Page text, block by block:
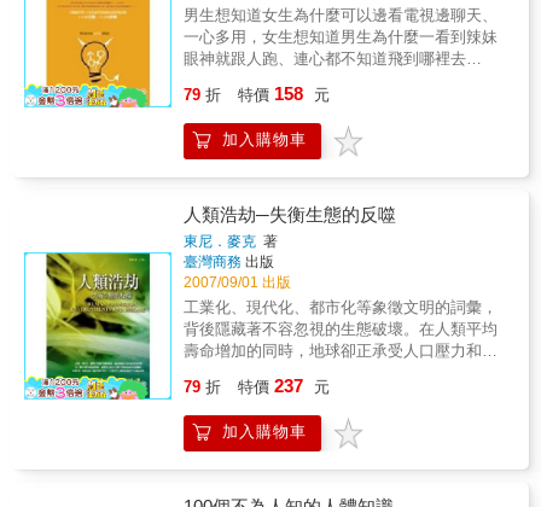
男生想知道女生為什麼可以邊看電視邊聊天、
一心多用，女生想知道男生為什麼一看到辣妹
眼神就跟人跑、連心都不知道飛到哪裡去
則：女生要妥協&#12539;男生要忍耐 蔡詩萍與
林書煒聯合推薦 女生討厭身體接觸？ 男生是諾
貝爾獎的常勝軍？ 女生聞得到另一半的外遇？
遠不了解女生，女生永遠不了解男生，其實都
是大腦搞的鬼！ 為你揭露女生的天性與男生的
本性！ 大腦男女有別，男腦讓男生一開車就變
身為驍勇善戰的戰士，一路狂飆、橫衝直撞；
女腦讓女生開起車來像老大，我行我素，不管
旁人氣得牙癢癢。 日常生活中大家常會對異性
雙方的思考模式及行為舉止感到不解，也因為
不了解，所以造成許多誤解。男生女生的不同
其實來自於大腦的差異，而這樣的差異卻害慘
啟是位專門研究人類大腦的醫學博士，他將透
過最新的腦部研究來分析男女的不同，為您解
開這世上最難理解的動物，讓你往後在和異性
相處時能夠無往不利、百戰百勝！ 本書特色 1.
79 折 特價 158 元
加入購物車
人類浩劫─失衡生態的反噬
東尼．麥克 著
臺灣商務 出版
2007/09/01 出版
工業化、現代化、都市化等象徵文明的詞彙，
背後隱藏著不容忽視的生態破壞。在人類平均
壽命增加的同時，地球卻正承受人口壓力和能
種多樣性喪失，一切都已對人類的健康甚至生
存構成威脅。 在絕大部份人類歷史中，所謂環
境，也就是水、空氣、土壤、和各種食物，向
有時還對地區性的營養、健康、和社會生存造
79 折 特價 237 元
加入購物車